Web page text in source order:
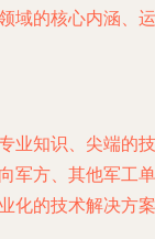
域的核心内涵、运
业知识、尖端的技
军方、其他军工单
化的技术解决方案